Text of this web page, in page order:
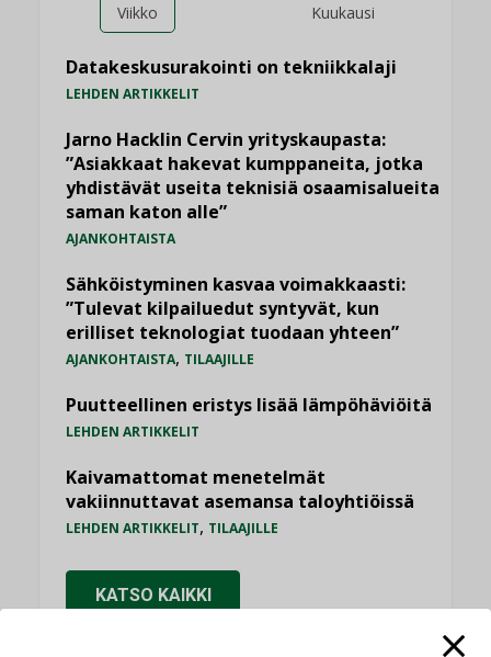
Viikko Kuukausi
Datakeskusurakointi on tekniikkalaji
LEHDEN ARTIKKELIT
Jarno Hacklin Cervin yrityskaupasta:
”Asiakkaat hakevat kumppaneita, jotka
yhdistävät useita teknisiä osaamisalueita
saman katon alle”
AJANKOHTAISTA
Sähköistyminen kasvaa voimakkaasti:
”Tulevat kilpailuedut syntyvät, kun
erilliset teknologiat tuodaan yhteen”
AJANKOHTAISTA, TILAAJILLE
Puutteellinen eristys lisää lämpöhäviöitä
LEHDEN ARTIKKELIT
Kaivamattomat menetelmät
vakiinnuttavat asemansa taloyhtiöissä
LEHDEN ARTIKKELIT, TILAAJILLE
KATSO KAIKKI